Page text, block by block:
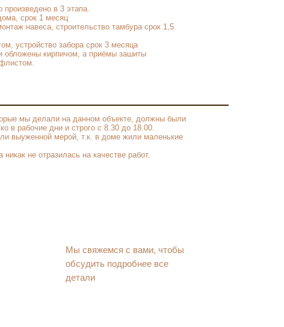
произведено в 3 этапа.
срок 1 месяц
навеса, строительство тамбура срок 1,5
устройство забора срок 3 месяца
обложены кирпичом, а приёмы зашиты
мы делали на данном объекте, должны были
в рабочие дни и строго с 8.30 до 18.00.
выуженной мерой, т.к. в доме жили маленькие
не отразилась на качестве работ.
Мы свяжемся с вами, чтобы
обсудить подробнее все
детали